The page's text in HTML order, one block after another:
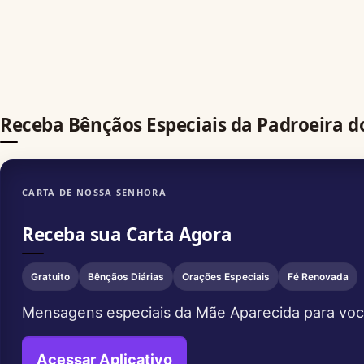
Receba Bênçãos Especiais da Padroeira
CARTA DE NOSSA SENHORA
Receba sua Carta Agora
Gratuito Bênçãos Diárias Orações Especiais Fé Renovada
Mensagens especiais da Mãe Aparecida para
Acessar Aplicativo